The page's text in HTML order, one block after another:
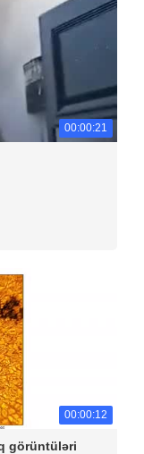
00:00:21
00:00:12
görüntüləri